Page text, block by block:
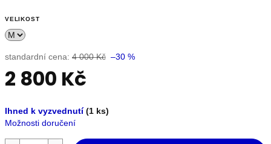
výběrem.
+420739230026
VELIKOST
standardní cena: 4 000 Kč –30 %
2 800 Kč
cena:
Ihned k vyzvednutí(1 ks)
Možnosti doručení